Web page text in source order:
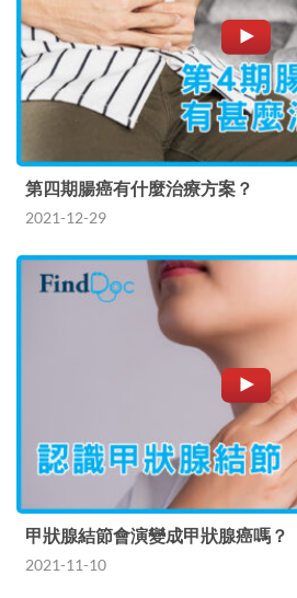
第四期腸癌有什麼治療方案？
2021-12-29
甲狀腺結節會演變成甲狀腺癌嗎？
2021-11-10